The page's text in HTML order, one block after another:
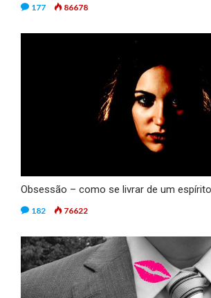
177 86678
Obsessão – como se livrar de um
182 76622